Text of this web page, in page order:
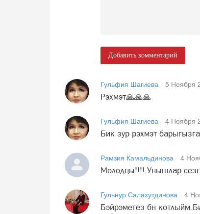
Добавить комментарий
Гульфия Шагиева
5 Ноября
Рэхмэт🙏🙏🙏
Гульфия Шагиева
4 Ноября
Бик зур рэхмэт
Рамзия Камальдинова
4
Молодцы!!!! Унышлар
Гульнур Салахутдинова
4
Бэйрэмегез бн